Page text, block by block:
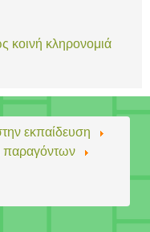
κοινή κληρονομιά
εκπαίδευση
παραγόντων